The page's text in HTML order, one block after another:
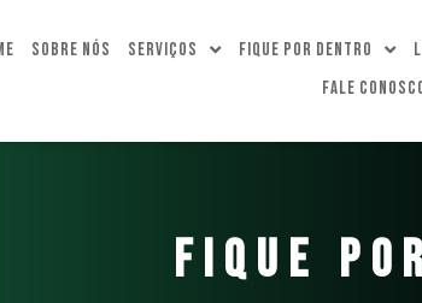
Sobre Nós Serviços Fique Por dentro
Fale
FIQUE